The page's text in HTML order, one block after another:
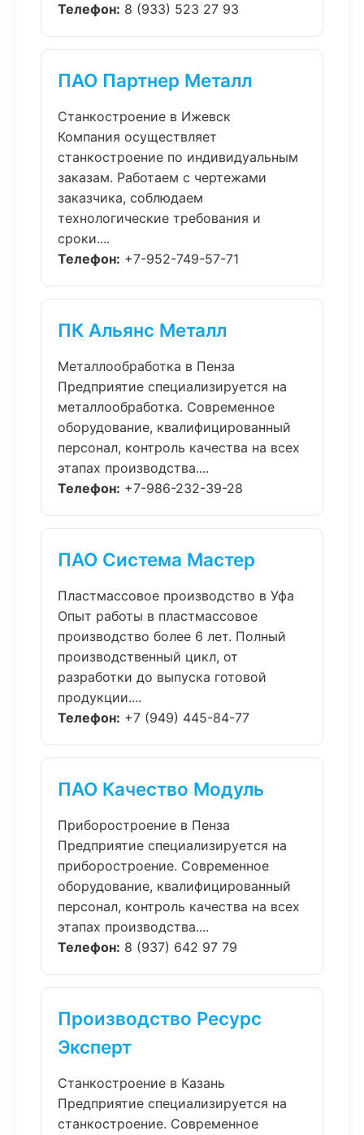
Телефон: 8 (933) 523 27 93
ПАО Партнер Металл
Станкостроение в Ижевск
Компания осуществляет
станкостроение по индивидуальным
заказам. Работаем с чертежами
заказчика, соблюдаем
технологические требования и
сроки....
Телефон: +7-952-749-57-71
ПК Альянс Металл
Металлообработка в Пенза
Предприятие специализируется на
металлообработка. Современное
оборудование, квалифицированный
персонал, контроль качества на всех
этапах производства....
Телефон: +7-986-232-39-28
ПАО Система Мастер
Пластмассовое производство в Уфа
Опыт работы в пластмассовое
производство более 6 лет. Полный
производственный цикл, от
разработки до выпуска готовой
продукции....
Телефон: +7 (949) 445-84-77
ПАО Качество Модуль
Приборостроение в Пенза
Предприятие специализируется на
приборостроение. Современное
оборудование, квалифицированный
персонал, контроль качества на всех
этапах производства....
Телефон: 8 (937) 642 97 79
Производство Ресурс
Эксперт
Станкостроение в Казань
Предприятие специализируется на
станкостроение. Современное